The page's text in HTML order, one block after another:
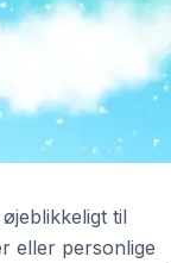
til
eller personlige